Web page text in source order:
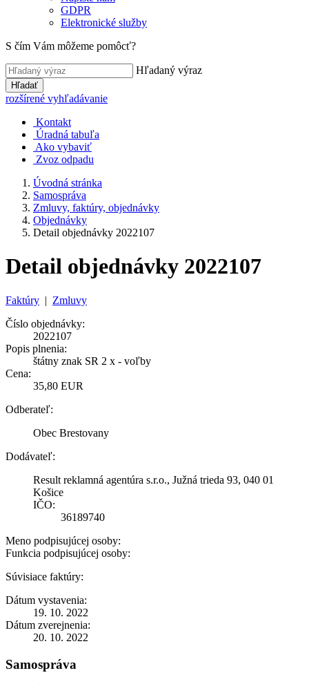
GDPR
Elektronické služby
S čím Vám môžeme pomôcť?
Hľadaný výraz
Hľadať
rozšírené vyhľadávanie
Kontakt
Úradná tabuľa
Ako vybaviť
Zvoz odpadu
Úvodná stránka
Samospráva
Zmluvy, faktúry, objednávky
Objednávky
Detail objednávky 2022107
Detail objednávky 2022107
Faktúry | Zmluvy
Číslo objednávky:
2022107
Popis plnenia:
štátny znak SR 2 x - voľby
Cena:
35,80 EUR
Odberateľ:
Obec Brestovany
Dodávateľ:
Result reklamná agentúra s.r.o., Južná trieda 93, 040 01
Košice
IČO:
36189740
Meno podpisujúcej osoby:
Funkcia podpisujúcej osoby:
Súvisiace faktúry:
Dátum vystavenia:
19. 10. 2022
Dátum zverejnenia:
20. 10. 2022
Samospráva